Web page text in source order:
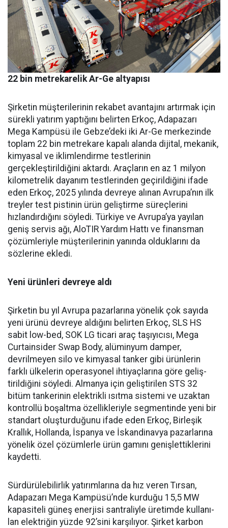
22 bin metrekarelik Ar-Ge altyapısı
Şirketin müşterilerinin reka­bet avantajını artırmak için
sü­rekli yatırım yaptığını belirten Erkoç, Adapazarı
Mega Kampü­sü ile Gebze’deki iki Ar-Ge mer­kezinde
toplam 22 bin metreka­re kapalı alanda dijital, mekanik,
kimyasal ve iklimlendirme test­lerinin
gerçekleştirildiğini ak­tardı. Araçların en az 1 milyon
kilometrelik dayanım testlerin­den geçirildiğini ifade
eden Er­koç, 2025 yılında devreye alınan Avrupa’nın ilk
treyler test pisti­nin ürün geliştirme süreçlerini
hızlandırdığını söyledi. Türkiye ve Avrupa’ya yayılan
geniş ser­vis ağı, AloTIR Yardım Hattı ve finansman
çözümleriyle müşte­rilerinin yanında olduklarını da
sözlerine ekledi.
Yeni ürünleri devreye aldı
Şirketin bu yıl Avrupa pazar­larına yönelik çok sayıda
yeni ürünü devreye aldığını belirten Erkoç, SLS HS
sabit low-bed, SOK LG ticari araç taşıyıcısı, Mega
Curtainsider Swap Body, alüminyum damper,
devrilme­yen silo ve kimyasal tanker gibi ürünlerin
farklı ülkelerin ope­rasyonel ihtiyaçlarına göre geliş­
tirildiğini söyledi. Almanya için geliştirilen STS 32
bitüm tan­kerinin elektrikli ısıtma siste­mi ve uzaktan
kontrollü boşalt­ma özellikleriyle segmentinde yeni bir
standart oluşturduğunu ifade eden Erkoç, Birleşik
Kral­lık, Hollanda, İspanya ve İskan­dinavya pazarlarına
yönelik özel çözümlerle ürün gamını geniş­lettiklerini
kaydetti.
Sürdürülebilirlik yatırımları­na da hız veren Tırsan,
Adapaza­rı Mega Kampüsü’nde kurduğu 15,5 MW
kapasiteli güneş ener­jisi santraliyle üretimde kullanı­
lan elektriğin yüzde 92’sini karşı­lıyor. Şirket karbon